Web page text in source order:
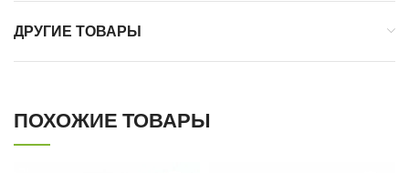
ДРУГИЕ ТОВАРЫ
ПОХОЖИЕ ТОВАРЫ